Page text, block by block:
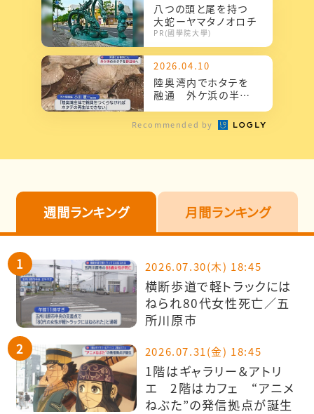
八つの頭と尾を持つ
大蛇ーヤマタノオロチ
PR(國學院大學)
2026.04.10
陸奥湾内でホタテを
融通 外ケ浜の半成
には横浜にも
Recommended by
週間ランキング 月間ランキング
2026.07.30(木) 18:45
横断歩道で軽トラックには
ねられ80代女性死亡／五
所川原市
2026.07.31(金) 18:45
1階はギャラリー＆アトリ
エ 2階はカフェ “アニメ
ねぶた”の発信拠点が誕生